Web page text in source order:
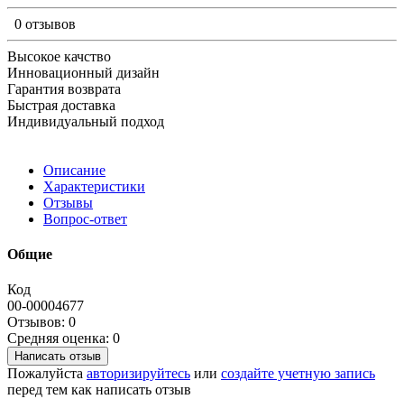
0 отзывов
Высокое качство
Инновационный дизайн
Гарантия возврата
Быстрая доставка
Индивидуальный подход
Описание
Характеристики
Отзывы
Вопрос-ответ
Общие
Код
00-00004677
Отзывов: 0
Средняя оценка: 0
Написать отзыв
Пожалуйста авторизируйтесь или создайте учетную запись
перед тем как написать отзыв